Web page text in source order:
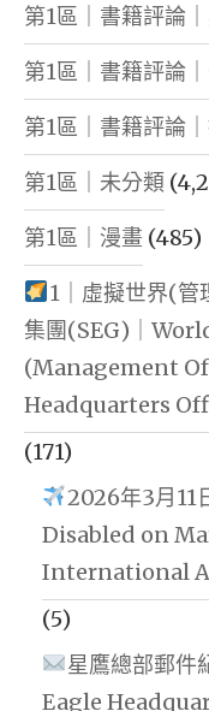
第1區｜書籍評論
第1區｜書籍評論
第1區｜書籍評論
第1區｜未分類
第1區｜漫畫 (485)
1｜虛擬世界(管
集團(SEG)｜
(Management
Headquarters
(171)
2026年3月11
Disabled on
International
(5)
星鷹總部郵件
Eagle